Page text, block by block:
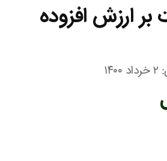
بر ارزش افزوده